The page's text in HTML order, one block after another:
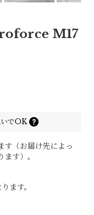
M17
いでOK
（お届け先によっ
す）。
ます。